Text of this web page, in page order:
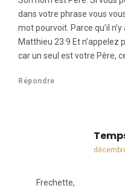
dans votre phrase vous
mot pourvoit. Parce qu’il n’y
Matthieu 23:9 Et n’appelez
car un seul est votre Père,
Répondre
Frechette,